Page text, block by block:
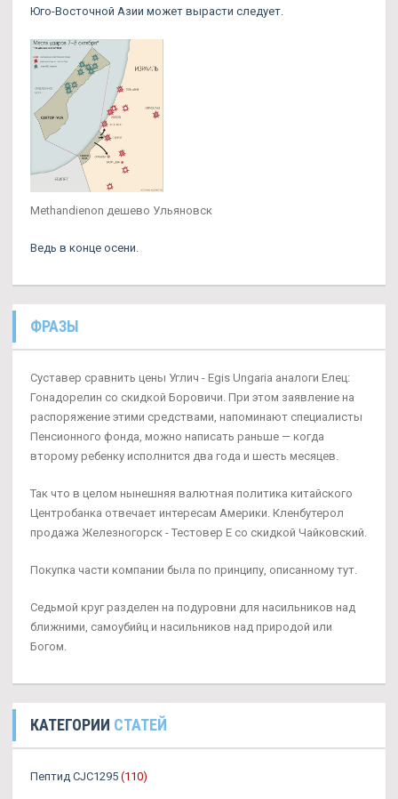
Юго-Восточной Азии может вырасти следует.
Methandienon дешево Ульяновск
Ведь в конце осени.
ФРАЗЫ
Суставер сравнить цены Углич - Egis Ungaria аналоги Елец:
Гонадорелин со скидкой Боровичи. При этом заявление на
распоряжение этими средствами, напоминают специалисты
Пенсионного фонда, можно написать раньше — когда
второму ребенку исполнится два года и шесть месяцев.
Так что в целом нынешняя валютная политика китайского
Центробанка отвечает интересам Америки. Кленбутерол
продажа Железногорск - Тестовер Е со скидкой Чайковский.
Покупка части компании была по принципу, описанному тут.
Седьмой круг разделен на подуровни для насильников над
ближними, самоубийц и насильников над природой или
Богом.
КАТЕГОРИИ СТАТЕЙ
Пептид CJC1295 (110)